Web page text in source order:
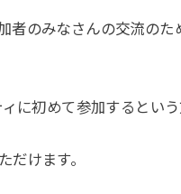
者のみなさんの交流の
に初めて参加するとい
だけます。